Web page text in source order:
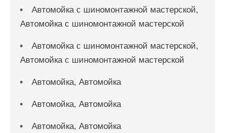
Автомойка с шиномонтажной мастерской,
Автомойка с шиномонтажной мастерской
Автомойка с шиномонтажной мастерской,
Автомойка с шиномонтажной мастерской
Автомойка, Автомойка
Автомойка, Автомойка
Автомойка, Автомойка